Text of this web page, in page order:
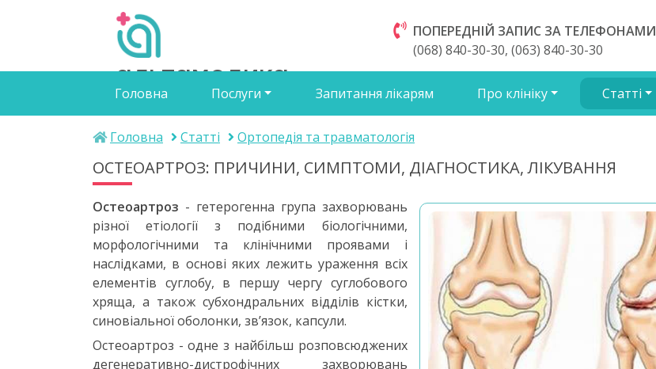
альтамедика
медичний центр
ПОПЕРЕДНІЙ ЗАПИС ЗА ТЕЛЕФОНАМИ
(068) 840-30-30, (063) 840-30-30
Головна Послуги Запитання лікарям Про клініку Статті
Головна Статті Ортопедія та травматологія
ОСТЕОАРТРОЗ: ПРИЧИНИ, СИМПТОМИ, ДІАГНОСТИКА, ЛІКУВАННЯ
Остеоартроз - гетерогенна група захворювань
різної етіології з подібними біологічними,
морфологічними та клінічними проявами і
наслідками, в основі яких лежить ураження всіх
елементів суглобу, в першу чергу суглобового
хряща, а також субхондральних відділів кістки,
синовіальної оболонки, зв’язок, капсули.
Остеоартроз - одне з найбільш розповсюджених
дегенеративно-дистрофічних захворювань